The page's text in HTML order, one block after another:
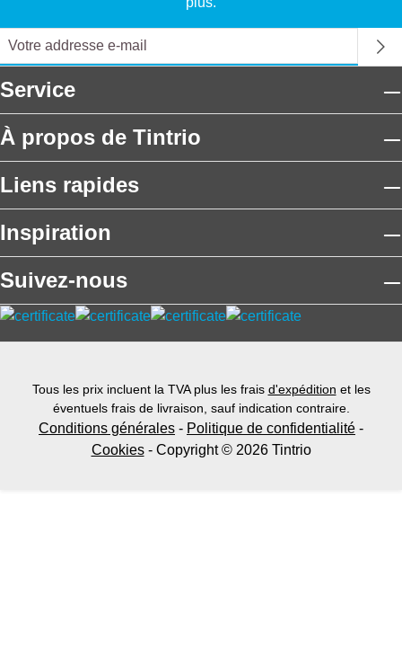
Service
À propos de Tintrio
Liens rapides
Inspiration
Suivez-nous
Tous les prix incluent la TVA plus les frais d'expédition et les
éventuels frais de livraison, sauf indication contraire.
Conditions générales - Politique de confidentialité -
Cookies- Copyright © 2026 Tintrio